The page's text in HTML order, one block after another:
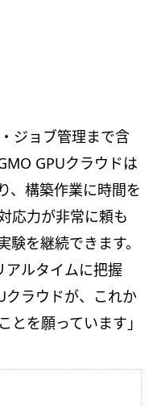
ジョブ管理まで含
GPUクラウドは
、構築作業に時間を
応力が非常に頼も
を継続できます。
アルタイムに把握
クラウドが、これか
を願っています」